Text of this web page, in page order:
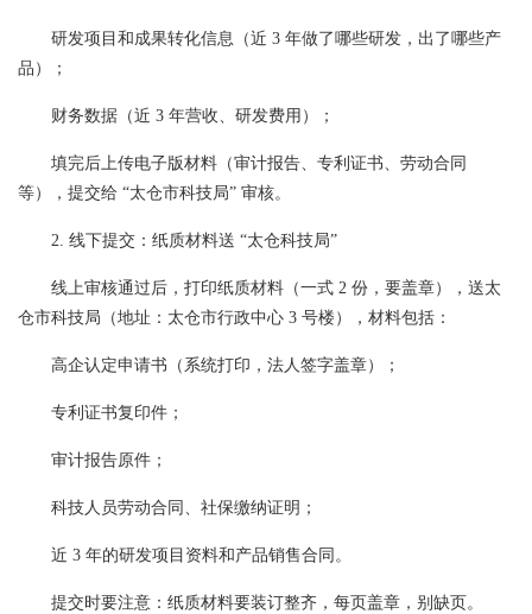
研发项目和成果转化信息（近 3 年做了哪些研发，出了哪些产
品）；
财务数据（近 3 年营收、研发费用）；
填完后上传电子版材料（审计报告、专利证书、劳动合同
等），提交给 “太仓市科技局” 审核。
2. 线下提交：纸质材料送 “太仓科技局”
线上审核通过后，打印纸质材料（一式 2 份，要盖章），送太
仓市科技局（地址：太仓市行政中心 3 号楼），材料包括：
高企认定申请书（系统打印，法人签字盖章）；
专利证书复印件；
审计报告原件；
科技人员劳动合同、社保缴纳证明；
近 3 年的研发项目资料和产品销售合同。
提交时要注意：纸质材料要装订整齐，每页盖章，别缺页。